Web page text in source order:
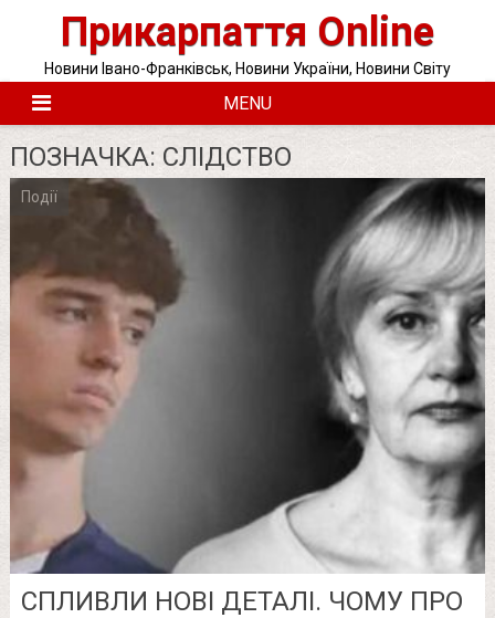
Прикарпаття Online
Новини Івано-Франківськ, Новини України, Новини Світу
MENU
ПОЗНАЧКА: СЛІДСТВО
Події
СПЛИВЛИ НОВІ ДEТАЛІ. ЧОМУ ПPО
Posts
pagination